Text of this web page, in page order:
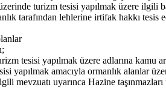
turizm tesisi yapılmak üzere ilgili
tarafından lehlerine irtifak hakkı
tesisi yapılmak üzere adlarına kamu
yapılmak amacıyla ormanlık alanlar
mevzuatı uyarınca Hazine